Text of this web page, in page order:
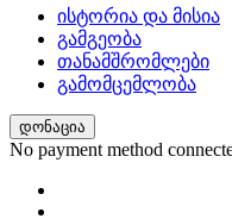
ისტორია და მისია
გამგეობა
თანამშრომლები
გამომცემლობა
დონაცია
No payment method